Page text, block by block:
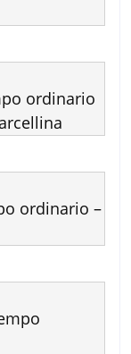
ordinario
ordinario –